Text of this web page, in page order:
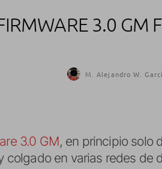
3.0 GM
M. Alejandro W.
3.0 GM, en principio solo
colgado en varias redes de